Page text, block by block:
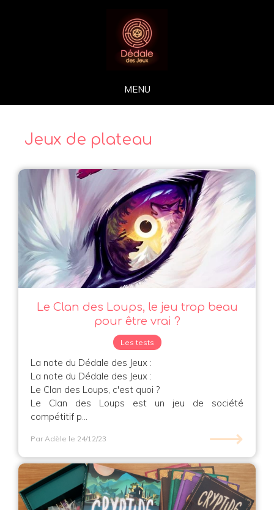
MENU
Jeux de plateau
Le Clan des Loups, le jeu trop beau
pour être vrai ?
Les tests
La note du Dédale des Jeux :
La note du Dédale des Jeux :
Le Clan des Loups, c'est quoi ?
Le Clan des Loups est un jeu de société
compétitif p...
Par Adèle le 24/12/23 ⟶